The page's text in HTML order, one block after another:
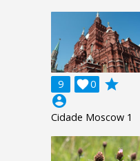
9 0

grade
account_circle
Cidade Moscow 1